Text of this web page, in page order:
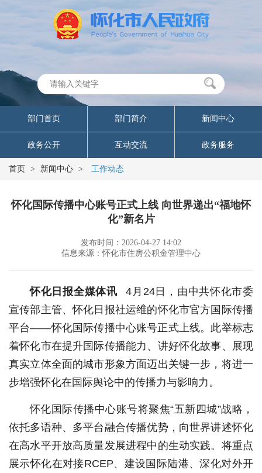
部门首页 部门简介 新闻中心
政务公开 互动交流 政务服务
首页 > 新闻中心 > 工作动态
怀化国际传播中心账号正式上线 向世界递出“福地怀
化”新名片
发布时间：2026-04-27 14:02
信息来源：怀化市住房公积金管理中心
怀化日报全媒体讯 4月24日，由中共怀化市委
宣传部主管、怀化日报社运维的怀化市官方国际传播
平台——怀化国际传播中心账号正式上线。此举标志
着怀化市在提升国际传播能力、讲好怀化故事、展现
真实立体全面的城市形象方面迈出关键一步，将进一
步增强怀化在国际舆论中的传播力与影响力。
怀化国际传播中心账号将聚焦“五新四城”战略，
依托多语种、多平台融合传播优势，向世界讲述怀化
在高水平开放高质量发展进程中的生动实践。将重点
展示怀化在对接RCEP、建设国际陆港、深化对外开